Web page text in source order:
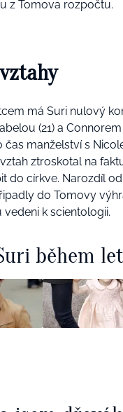
z Tomova rozpočtu.
má Suri nulový
(21) a
manželství s
ztroskotal na
do církve. Narozdíl
do Tomovy
k scientologii.
během let